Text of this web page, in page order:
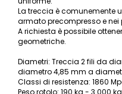
La treccia è comunemente
armato precompresso e nei
A richiesta è possibile
geometriche.
Diametri: Treccia 2 fili da
diametro 4,85 mm a
Classi di resistenza: 1860
Peso rotolo: 190 kg - 3.000 kg